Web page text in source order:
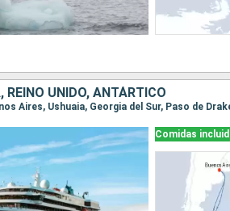
REINO UNIDO, ANTÁRTICO
Aires, Ushuaia, Georgia del Sur, Paso de
Comidas